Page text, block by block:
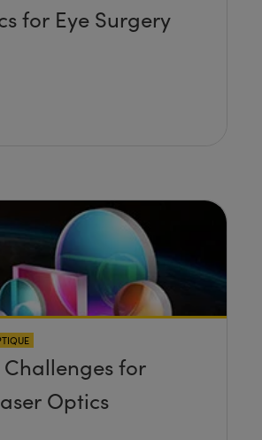
for Eye Surgery
for
Optics